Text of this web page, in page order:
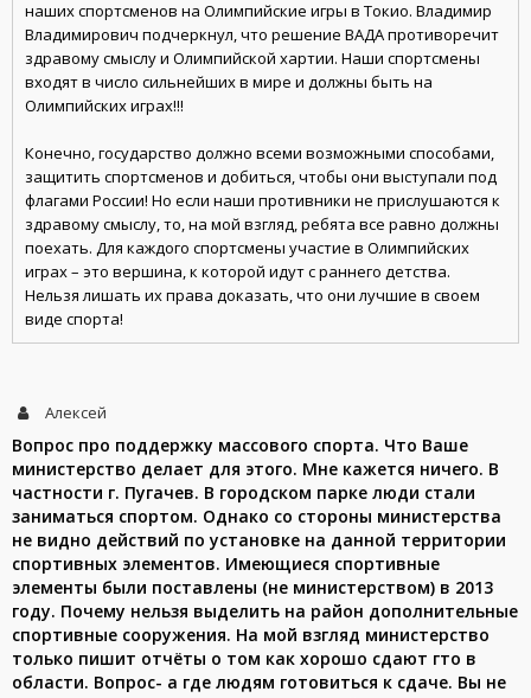
наших спортсменов на Олимпийские игры в Токио. Владимир
Владимирович подчеркнул, что решение ВАДА противоречит
здравому смыслу и Олимпийской хартии. Наши спортсмены
входят в число сильнейших в мире и должны быть на
Олимпийских играх!!!
Конечно, государство должно всеми возможными способами,
защитить спортсменов и добиться, чтобы они выступали под
флагами России! Но если наши противники не прислушаются к
здравому смыслу, то, на мой взгляд, ребята все равно должны
поехать. Для каждого спортсмены участие в Олимпийских
играх – это вершина, к которой идут с раннего детства.
Нельзя лишать их права доказать, что они лучшие в своем
виде спорта!
Алексей
Вопрос про поддержку массового спорта. Что Ваше
министерство делает для этого. Мне кажется ничего. В
частности г. Пугачев. В городском парке люди стали
заниматься спортом. Однако со стороны министерства
не видно действий по установке на данной территории
спортивных элементов. Имеющиеся спортивные
элементы были поставлены (не министерством) в 2013
году. Почему нельзя выделить на район дополнительные
спортивные сооружения. На мой взгляд министерство
только пишит отчёты о том как хорошо сдают гто в
области. Вопрос- а где людям готовиться к сдаче. Вы не